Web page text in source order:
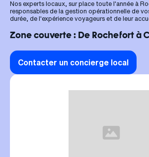
Nos experts locaux, sur place toute l'année à
responsables de la gestion opérationnelle de
durée, de l'expérience voyageurs et de leur
Zone couverte : De Rochefort à
Contacter un concierge local